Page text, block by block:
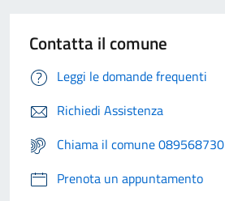
Contatta il comune
Leggi le domande frequenti
Richiedi Assistenza
Chiama il comune 089568730
Prenota un appuntamento